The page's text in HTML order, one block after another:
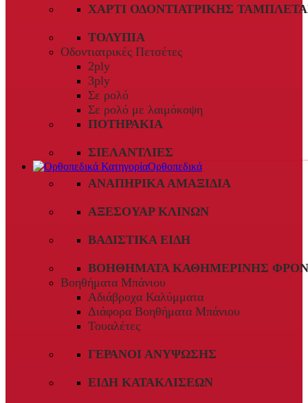
ΧΑΡΤΊ ΟΔΟΝΤΙΑΤΡΙΚΉΣ
ΤΟΛΎΠΙΑ
Οδοντιατρικές Πετσέτες
2ply
3ply
Σε ρολό
Σε ρολό με λαιμόκοψη
ΠΟΤΗΡΆΚΙΑ
ΣΙΕΛΑΝΤΛΊΕΣ
Ορθοπεδικά
ΑΝΑΠΗΡΙΚΆ ΑΜΑΞΊΔΙΑ
ΑΞΕΣΟΥΆΡ ΚΛΙΝΏΝ
ΒΑΔΙΣΤΙΚΆ ΕΊΔΗ
ΒΟΗΘΉΜΑΤΑ ΚΑΘΗΜΕΡΙΝΉΣ
Βοηθήματα Μπάνιου
Αδιάβροχα Καλύμματα
Διάφορα Βοηθήματα Μπάνιου
Τουαλέτες
ΓΕΡΑΝΟΊ ΑΝΎΨΩΣΗΣ
ΕΊΔΗ ΚΑΤΑΚΛΊΣΕΩΝ